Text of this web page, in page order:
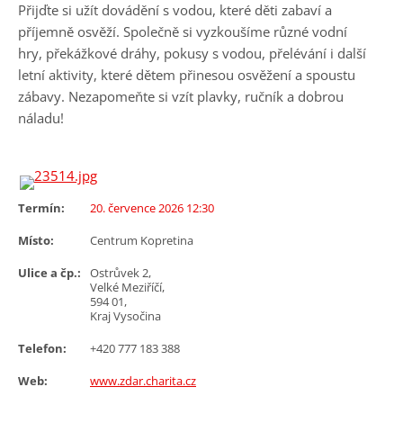
Přijďte si užít dovádění s vodou, které děti zabaví a
příjemně osvěží. Společně si vyzkoušíme různé vodní
hry, překážkové dráhy, pokusy s vodou, přelévání i další
letní aktivity, které dětem přinesou osvěžení a spoustu
zábavy. Nezapomeňte si vzít plavky, ručník a dobrou
náladu!
Termín:
20. července 2026 12:30
Místo:
Centrum Kopretina
Ulice a čp.:
Ostrůvek 2,
Velké Meziříčí,
594 01,
Kraj Vysočina
Telefon:
+420 777 183 388
Web:
www.zdar.charita.cz